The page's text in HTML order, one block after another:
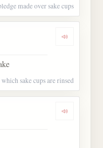
made over sake cups
Dengarkan
sake cups are rinsed
Dengarkan